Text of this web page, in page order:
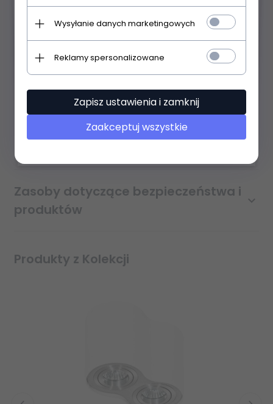
Kąt świecenia (st):
60
Żarówki w komplecie:
Stopień ochrony IP:
Napięcie (V):
Zasoby dotyczące bezpieczeństwa i
produktów
Produkty z Kolekcji
Wysyłanie danych marketingowych
Reklamy spersonalizowane
Zapisz ustawienia i zamknij
Zaakceptuj wszystkie